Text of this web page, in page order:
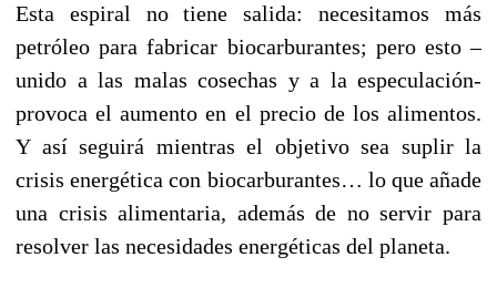
Esta espiral no tiene salida: necesitamos más
petróleo para fabricar biocarburantes; pero esto –
unido a las malas cosechas y a la especulación-
provoca el aumento en el precio de los alimentos.
Y así seguirá mientras el objetivo sea suplir la
crisis energética con biocarburantes… lo que añade
una crisis alimentaria, además de no servir para
resolver las necesidades energéticas del planeta.